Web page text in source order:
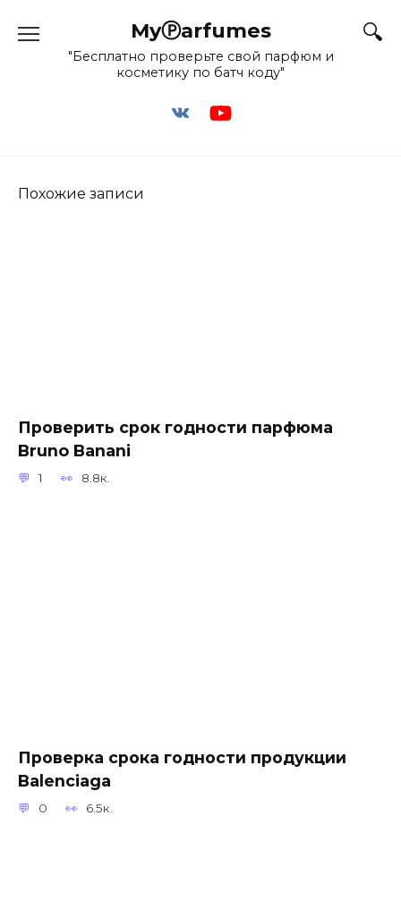
содержанию
MyⓅarfumes
"Бесплатно проверьте свой парфюм и
косметику по батч коду"
Похожие записи
Проверить срок годности парфюма
Bruno Banani
1 8.8к.
Проверка срока годности продукции
Balenciaga
0 6.5к.